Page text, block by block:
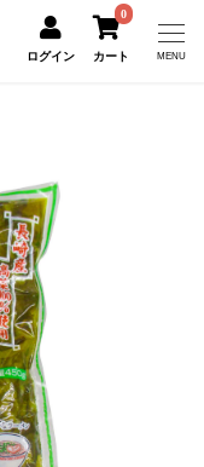
ログイン
0
カート MENU